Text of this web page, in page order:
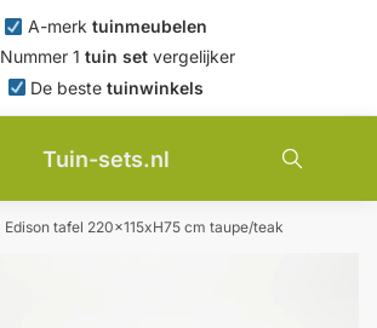
A-merk tuinmeubelen
Nummer 1 tuin set vergelijker
De bestetuinwinkels
Tuin-sets.nl
Edison tafel 220x115xH75 cm taupe/teak